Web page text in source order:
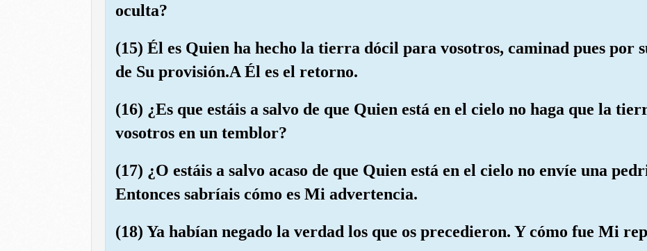
oculta?
(15) Él es Quien ha hecho la tierra dócil para vosotros, caminad pues por
de Su provisión.A Él es el retorno.
(16) ¿Es que estáis a salvo de que Quien está en el cielo no haga que la
vosotros en un temblor?
(17) ¿O estáis a salvo acaso de que Quien está en el cielo no envíe una
Entonces sabríais cómo es Mi advertencia.
(18) Ya habían negado la verdad los que os precedieron. Y cómo fue Mi